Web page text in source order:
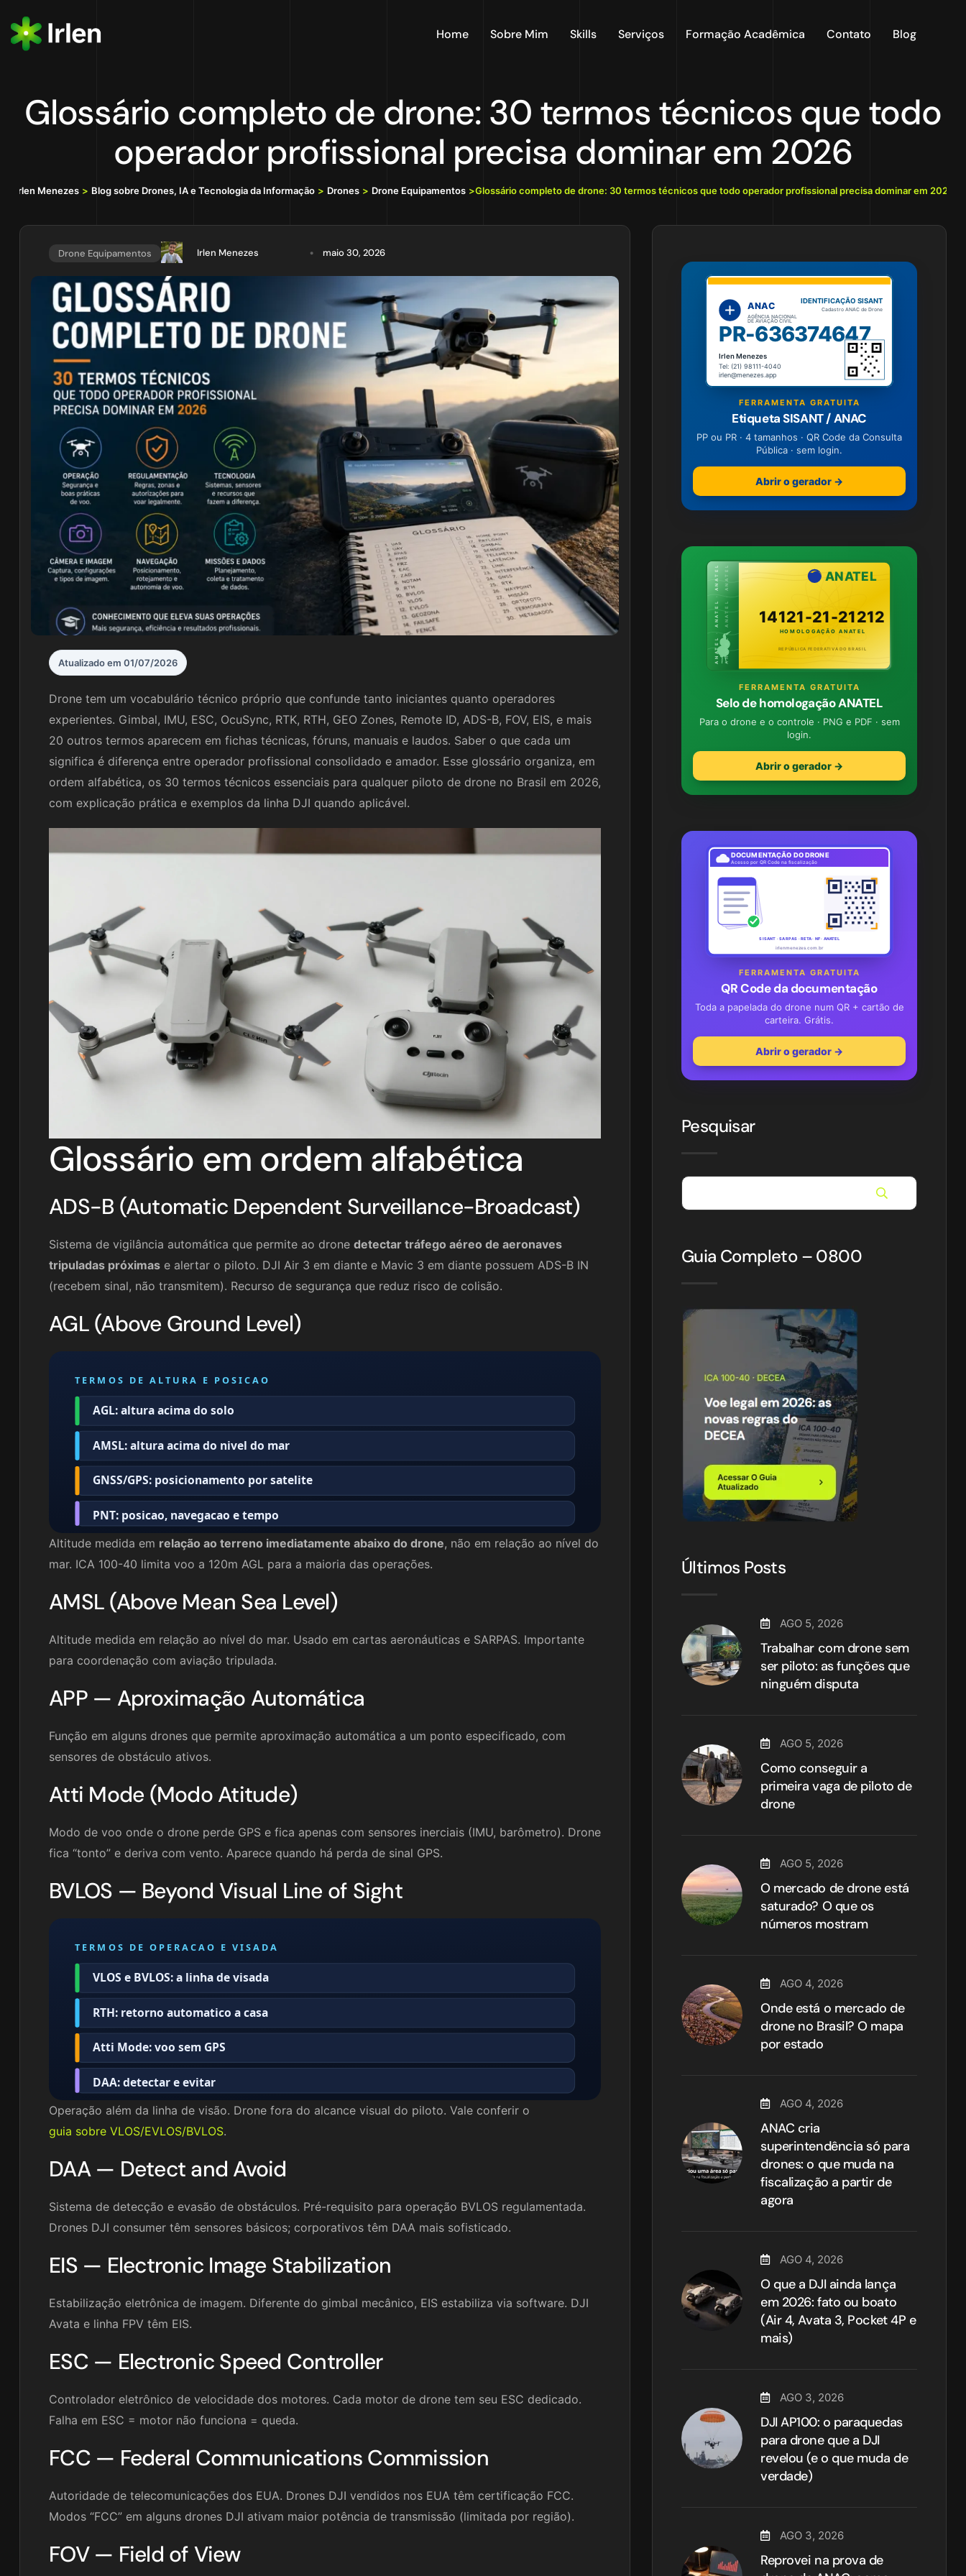
Home Sobre Mim Skills Serviços Formação Acadêmica Contato Blog
Glossário completo de drone: 30 termos técnicos que todo
operador profissional precisa dominar em 2026
Irlen Menezes > Blog sobre Drones, IA e Tecnologia da Informação > Drones > Drone Equipamentos >Glossário completo de drone: 30 termos técnicos que todo operador profissional precisa dominar em 2026
Drone Equipamentos Irlen Menezes maio 30, 2026
Atualizado em 01/07/2026
Drone tem um vocabulário técnico próprio que confunde tanto iniciantes quanto operadores
experientes. Gimbal, IMU, ESC, OcuSync, RTK, RTH, GEO Zones, Remote ID, ADS-B, FOV, EIS, e mais
20 outros termos aparecem em fichas técnicas, fóruns, manuais e laudos. Saber o que cada um
significa é diferença entre operador profissional consolidado e amador. Esse glossário organiza, em
ordem alfabética, os 30 termos técnicos essenciais para qualquer piloto de drone no Brasil em 2026,
com explicação prática e exemplos da linha DJI quando aplicável.
Glossário em ordem alfabética
ADS-B (Automatic Dependent Surveillance-Broadcast)
Sistema de vigilância automática que permite ao drone detectar tráfego aéreo de aeronaves
tripuladas próximas e alertar o piloto. DJI Air 3 em diante e Mavic 3 em diante possuem ADS-B IN
(recebem sinal, não transmitem). Recurso de segurança que reduz risco de colisão.
AGL (Above Ground Level)
TERMOS DE ALTURA E POSICAO
AGL: altura acima do solo
AMSL: altura acima do nivel do mar
GNSS/GPS: posicionamento por satelite
PNT: posicao, navegacao e tempo
Altitude medida em relação ao terreno imediatamente abaixo do drone, não em relação ao nível do
mar. ICA 100-40 limita voo a 120m AGL para a maioria das operações.
AMSL (Above Mean Sea Level)
Altitude medida em relação ao nível do mar. Usado em cartas aeronáuticas e SARPAS. Importante
para coordenação com aviação tripulada.
APP — Aproximação Automática
Função em alguns drones que permite aproximação automática a um ponto especificado, com
sensores de obstáculo ativos.
Atti Mode (Modo Atitude)
Modo de voo onde o drone perde GPS e fica apenas com sensores inerciais (IMU, barômetro). Drone
fica “tonto” e deriva com vento. Aparece quando há perda de sinal GPS.
BVLOS — Beyond Visual Line of Sight
TERMOS DE OPERACAO E VISADA
VLOS e BVLOS: a linha de visada
RTH: retorno automatico a casa
Atti Mode: voo sem GPS
DAA: detectar e evitar
Operação além da linha de visão. Drone fora do alcance visual do piloto. Vale conferir o
guia sobre VLOS/EVLOS/BVLOS.
DAA — Detect and Avoid
Sistema de detecção e evasão de obstáculos. Pré-requisito para operação BVLOS regulamentada.
Drones DJI consumer têm sensores básicos; corporativos têm DAA mais sofisticado.
EIS — Electronic Image Stabilization
Estabilização eletrônica de imagem. Diferente do gimbal mecânico, EIS estabiliza via software. DJI
Avata e linha FPV têm EIS.
ESC — Electronic Speed Controller
Controlador eletrônico de velocidade dos motores. Cada motor de drone tem seu ESC dedicado.
Falha em ESC = motor não funciona = queda.
FCC — Federal Communications Commission
Autoridade de telecomunicações dos EUA. Drones DJI vendidos nos EUA têm certificação FCC.
Modos “FCC” em alguns drones DJI ativam maior potência de transmissão (limitada por região).
FOV — Field of View
ANAC
AGÊNCIA NACIONAL
DE AVIAÇÃO CIVIL
IDENTIFICAÇÃO SISANT
Cadastro ANAC de Drone
PR-636374647
Irlen Menezes
Tel: (21) 98111-4040
irlen@menezes.app
FERRAMENTA GRATUITA
Etiqueta SISANT / ANAC
PP ou PR · 4 tamanhos · QR Code da Consulta
Pública · sem login.
Abrir o gerador →
ANATEL · ANATEL · ANATELANATEL · ANATEL · ANATEL ANATEL
14121-21-21212
HOMOLOGAÇÃO ANATEL
REPÚBLICA FEDERATIVA DO BRASIL
FERRAMENTA GRATUITA
Selo de homologação ANATEL
Para o drone e o controle · PNG e PDF · sem
login.
Abrir o gerador →
DOCUMENTAÇÃO DO DRONE
Acesso por QR Code na fiscalização
SISANT · SARPAS · RETA · NF · ANATEL
irlenmenezes.com.br
FERRAMENTA GRATUITA
QR Code da documentação
Toda a papelada do drone num QR + cartão de
carteira. Grátis.
Abrir o gerador →
Pesquisar
Guia Completo – 0800
Últimos Posts
AGO 5, 2026
Trabalhar com drone sem
ser piloto: as funções que
ninguém disputa
AGO 5, 2026
Como conseguir a
primeira vaga de piloto de
drone
AGO 5, 2026
O mercado de drone está
saturado? O que os
números mostram
AGO 4, 2026
Onde está o mercado de
drone no Brasil? O mapa
por estado
AGO 4, 2026
ANAC cria
superintendência só para
drones: o que muda na
fiscalização a partir de
agora
AGO 4, 2026
O que a DJI ainda lança
em 2026: fato ou boato
(Air 4, Avata 3, Pocket 4P e
mais)
AGO 3, 2026
DJI AP100: o paraquedas
para drone que a DJI
revelou (e o que muda de
verdade)
AGO 3, 2026
Reprovei na prova de